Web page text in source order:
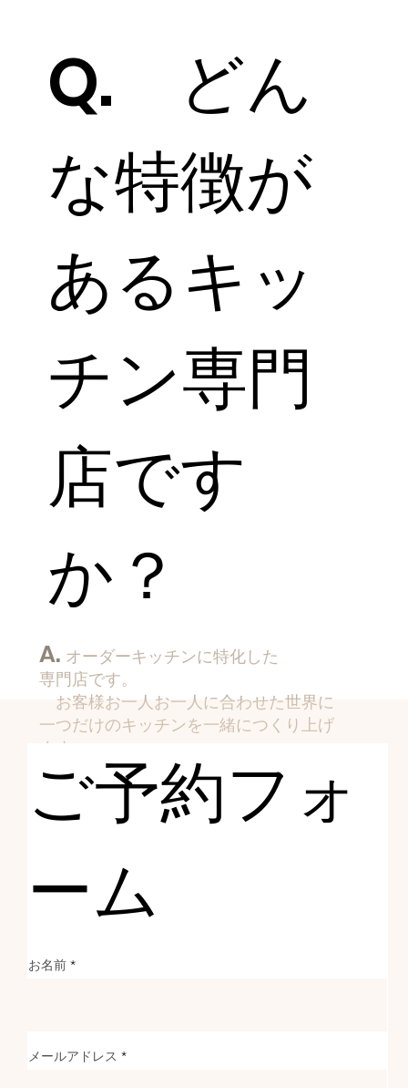
A. オーダーキッチンに特化した
専門店です。
お客様お一人お一人に合わせた世界に
一つだけのキッチンを一緒に​つくり上げ
ます。
詳しくはコンセプト、仕様・素材を
ご覧ください。
Q. どん
な特徴が
あるキッ
チン専門
店です
か？
Q. 納期
はどれく
ご予約フォ
ーム
お名前
メールアドレス